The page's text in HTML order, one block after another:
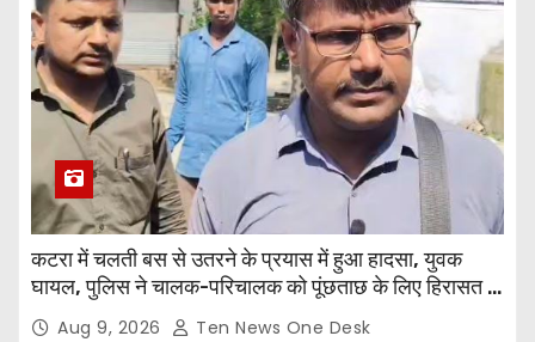
कटरा में चलती बस से उतरने के प्रयास में हुआ हादसा, युवक
घायल, पुलिस ने चालक-परिचालक को पूंछताछ के लिए हिरासत में
लियाAug 9, 2026 Ten News One Desk